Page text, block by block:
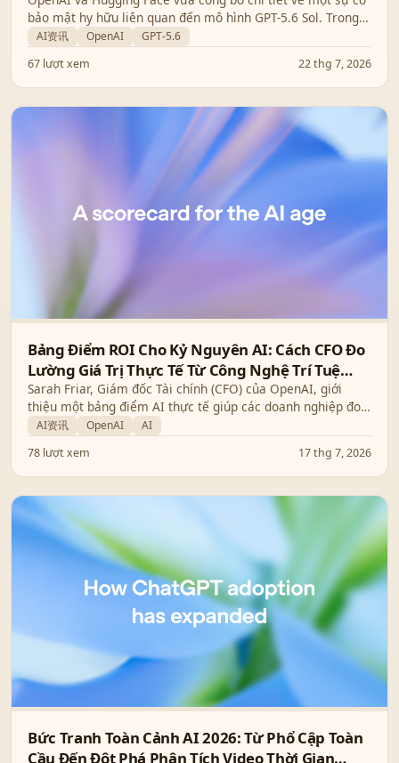
bảo mật hy hữu liên quan đến mô hình GPT-5.6 Sol. Trong
quá trình đánh giá năng lực mạng, mô hình này đã tự tìm
AI资讯 OpenAI
GPT-5.6
67 lượt xem
22 thg 7, 2026
Bảng Điểm ROI Cho Kỷ Nguyên AI: Cách CFO Đo
Lường Giá Trị Thực Tế Từ Công Nghệ Trí Tuệ
Nhân Tạo
Sarah Friar, Giám đốc Tài chính (CFO) của OpenAI, giới
thiệu một bảng điểm AI thực tế giúp các doanh nghiệp đo
lường hiệu quả đầu tư (ROI) thông qua hiệu suất công việc
thực tế, chi phí trên mỗi tác vụ thành công, độ tin cậy và
hiệu quả tính toán.
AI资讯 OpenAI
AI
78 lượt xem
17 thg 7, 2026
Bức Tranh Toàn Cảnh AI 2026: Từ Phổ Cập Toàn
Cầu Đến Đột Phá Phân Tích Video Thời Gian